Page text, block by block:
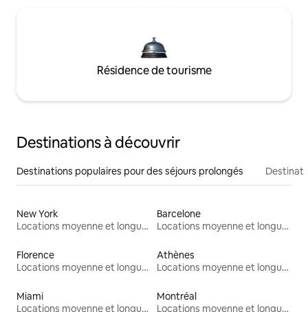
Résidence de tourisme
Destinations à découvrir
Destinations populaires pour des séjours prolongés
New York
Locations moyenne et longue durée
Barcelone
Locations moyenne et longue durée
Florence
Locations moyenne et longue durée
Athènes
Locations moyenne et longue durée
Miami
Locations moyenne et longue durée
Montréal
Locations moyenne et longue durée